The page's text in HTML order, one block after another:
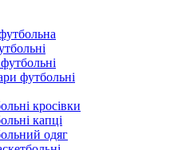
футбольні
кросівки
капці
одяг